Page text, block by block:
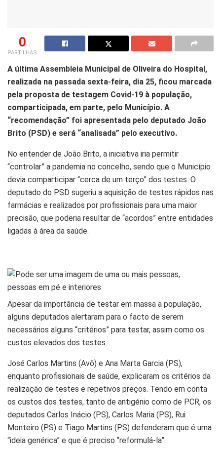
0
PARTILHAS
A última Assembleia Municipal de Oliveira do Hospital,
realizada na passada sexta-feira, dia 25, ficou marcada
pela proposta de testagem Covid-19 à população,
comparticipada, em parte, pelo Município. A
“recomendação” foi apresentada pelo deputado João
Brito (PSD) e será “analisada” pelo executivo.
No entender de João Brito, a iniciativa iria permitir
“controlar” a pandemia no concelho, sendo que o Município
devia comparticipar “cerca de um terço” dos testes. O
deputado do PSD sugeriu a aquisição de testes rápidos nas
farmácias e realizados por profissionais para uma maior
precisão, que poderia resultar de “acordos” entre entidades
ligadas à área da saúde.
Apesar da importância de testar em massa a população,
alguns deputados alertaram para o facto de serem
necessários alguns “critérios” para testar, assim como os
custos elevados dos testes.
José Carlos Martins (Avô) e Ana Marta Garcia (PS),
enquanto profissionais de saúde, explicaram os critérios da
realização de testes e repetivos preços. Tendo em conta
os custos dos testes, tanto de antigénio como de PCR, os
deputados Carlos Inácio (PS), Carlos Maria (PS), Rui
Monteiro (PS) e Tiago Martins (PS) defenderam que é uma
“ideia genérica” e que é preciso “reformulá-la”.